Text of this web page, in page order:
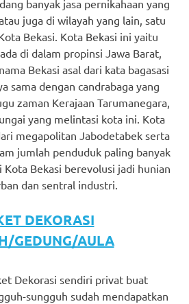
banyak jasa pernikahaan yang
juga di wilayah yang lain, satu
Bekasi. Kota Bekasi ini yaitu
di dalam propinsi Jawa Barat,
Bekasi asal dari kata bagasasi
sama dengan candrabaga yang
zaman Kerajaan Tarumanegara,
yang melintasi kota ini. Kota
megapolitan Jabodetabek serta
jumlah penduduk paling banyak
Kota Bekasi berevolusi jadi hunian
dan sentral industri.
DEKORASI
GEDUNG/AULA
Dekorasi sendiri privat buat
sungguh sudah mendapatkan